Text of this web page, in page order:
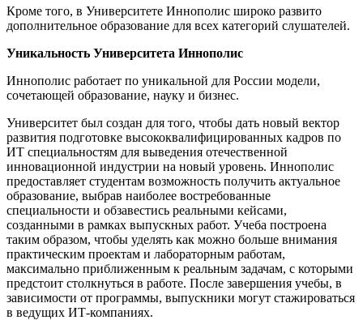
Кроме того, в Университете Иннополис широко развито
дополнительное образование для всех категорий слушателей.
Уникальность Университета Иннополис
Иннополис работает по уникальной для России модели,
сочетающей образование, науку и бизнес.
Университет был создан для того, чтобы дать новый вектор
развития подготовке высококвалифицированных кадров по
ИТ специальностям для выведения отечественной
инновационной индустрии на новый уровень. Иннополис
предоставляет студентам возможность получить актуальное
образование, выбрав наиболее востребованные
специальности и обзавестись реальными кейсами,
созданными в рамках выпускных работ. Учеба построена
таким образом, чтобы уделять как можно больше внимания
практическим проектам и лабораторным работам,
максимально приближенным к реальным задачам, с которыми
предстоит столкнуться в работе. После завершения учебы, в
зависимости от программы, выпускники могут стажироваться
в ведущих ИТ-компаниях.